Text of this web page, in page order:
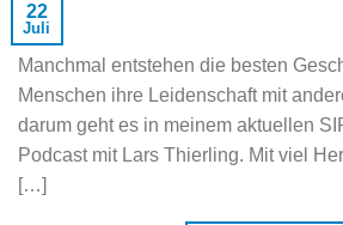
22
Juli
Manchmal entstehen die besten
Menschen ihre Leidenschaft mit
darum geht es in meinem aktuellen
Podcast mit Lars Thierling. Mit viel
[…]